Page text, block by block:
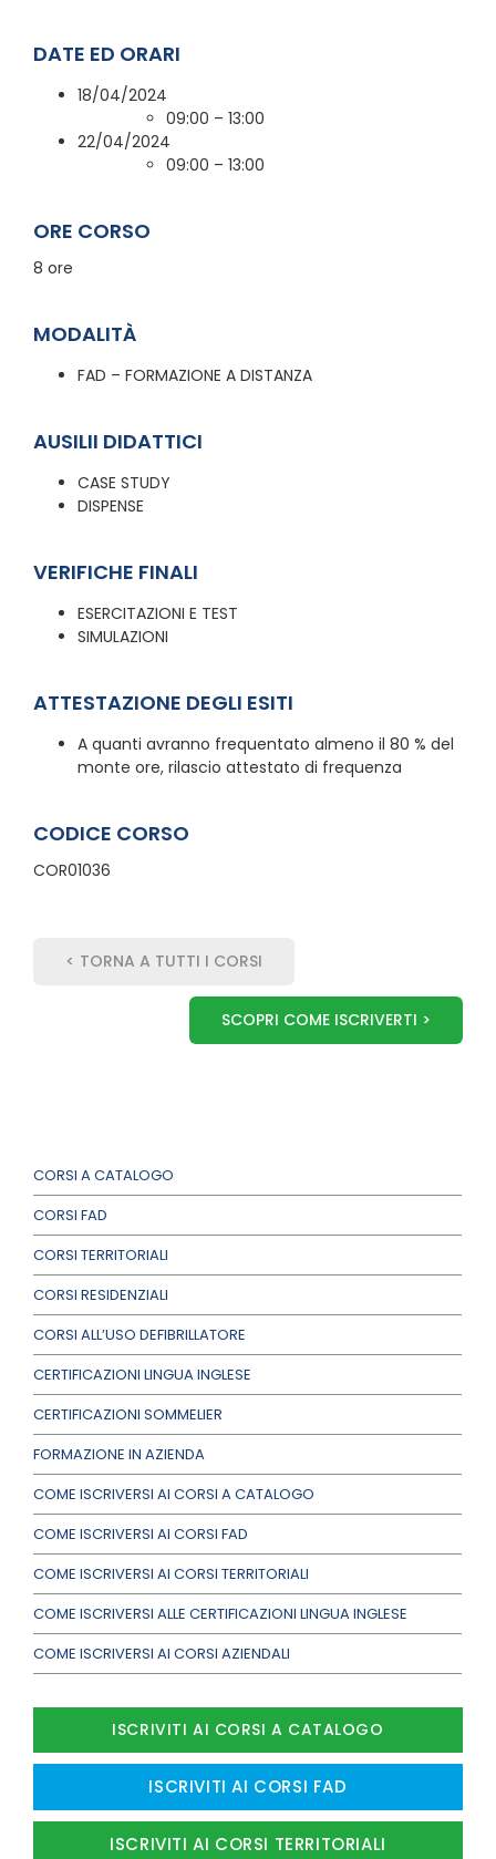
CORSI A CATALOGO
CORSI FAD
CORSI TERRITORIALI
CORSI RESIDENZIALI
CORSI ALL’USO DEFIBRILLATORE
CERTIFICAZIONI LINGUA INGLESE
CERTIFICAZIONI SOMMELIER
FORMAZIONE IN AZIENDA
COME ISCRIVERSI AI CORSI A CATALOGO
COME ISCRIVERSI AI CORSI FAD
COME ISCRIVERSI AI CORSI TERRITORIALI
COME ISCRIVERSI ALLE CERTIFICAZIONI LINGUA INGLESE
COME ISCRIVERSI AI CORSI AZIENDALI
ISCRIVITI AI CORSI A CATALOGO
ISCRIVITI AI CORSI FAD
ISCRIVITI AI CORSI TERRITORIALI
DATE ED ORARI
18/04/2024
09:00 – 13:00
22/04/2024
09:00 – 13:00
ORE CORSO
8 ore
MODALITÀ
FAD – FORMAZIONE A DISTANZA
AUSILII DIDATTICI
CASE STUDY
DISPENSE
VERIFICHE FINALI
ESERCITAZIONI E TEST
SIMULAZIONI
ATTESTAZIONE DEGLI ESITI
A quanti avranno frequentato almeno il 80 % del
monte ore, rilascio attestato di frequenza
CODICE CORSO
COR01036
< TORNA A TUTTI I CORSI
SCOPRI COME ISCRIVERTI >